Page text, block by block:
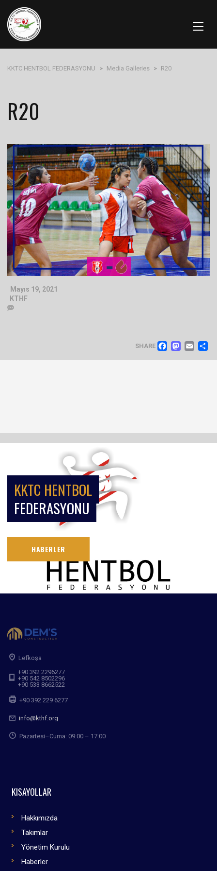
KKTC HENTBOL FEDERASYONU > Media Galleries > R20
R20
Mayıs 19, 2021
KTHF
SHARE
KKTC HENTBOL
FEDERASYONU
HABERLER
Lefkoşa
+90 392 2296277
+90 542 8502296
+90 533 8662522
+90 392 229 6277
info@kthf.org
Pazartesi–Cuma: 09:00 – 17:00
KISAYOLLAR
Hakkımızda
Takımlar
Yönetim Kurulu
Haberler